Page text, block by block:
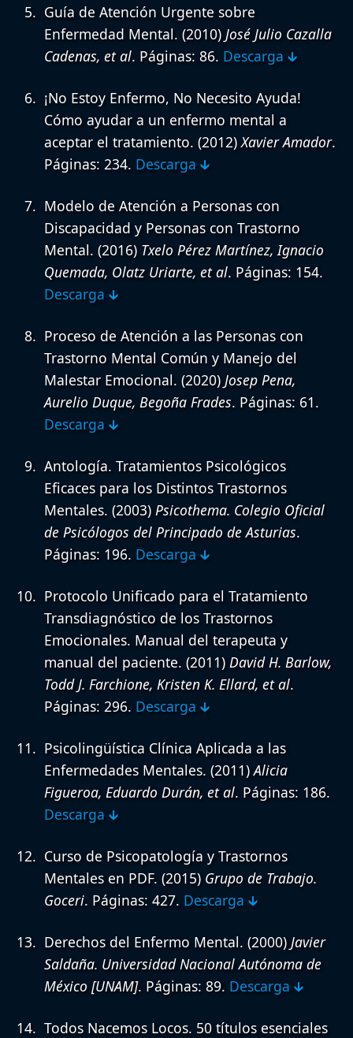
Guía de Atención Urgente sobre
Enfermedad Mental. (2010) José Julio Cazalla
Cadenas, et al. Páginas: 86. Descarga 🡳
¡No Estoy Enfermo, No Necesito Ayuda!
Cómo ayudar a un enfermo mental a
aceptar el tratamiento. (2012)Xavier Amador.
Páginas: 234. Descarga 🡳
Modelo de Atención a Personas con
Discapacidad y Personas con Trastorno
Mental. (2016) Txelo Pérez Martínez, Ignacio
Quemada, Olatz Uriarte, et al. Páginas: 154.
Descarga 🡳
Proceso de Atención a las Personas con
Trastorno Mental Común y Manejo del
Malestar Emocional. (2020) Josep Pena,
Aurelio Duque, Begoña Frades. Páginas: 61.
Descarga 🡳
Antología. Tratamientos Psicológicos
Eficaces para los Distintos Trastornos
Mentales. (2003) Psicothema. Colegio Oficial
de Psicólogos del Principado de Asturias.
Páginas: 196. Descarga 🡳
Protocolo Unificado para el Tratamiento
Transdiagnóstico de los Trastornos
Emocionales. Manual del terapeuta y
manual del paciente. (2011) David H. Barlow,
Todd J. Farchione, Kristen K. Ellard, et al.
Páginas: 296. Descarga 🡳
Psicolingüística Clínica Aplicada a las
Enfermedades Mentales. (2011)Alicia
Figueroa, Eduardo Durán, et al. Páginas: 186.
Descarga 🡳
Curso de Psicopatología y Trastornos
Mentales en PDF. (2015) Grupo de Trabajo.
Goceri. Páginas: 427. Descarga 🡳
Derechos del Enfermo Mental. (2000) Javier
Saldaña. Universidad Nacional Autónoma de
México [UNAM]. Páginas: 89. Descarga 🡳
Todos Nacemos Locos. 50 títulos esenciales